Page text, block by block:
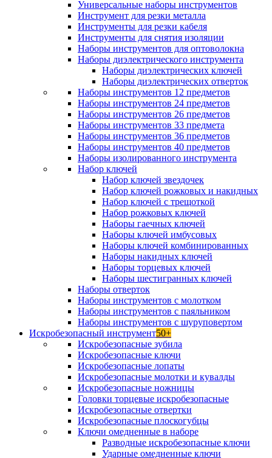
Универсальные наборы инструментов
Инструмент для резки металла
Инструменты для резки кабеля
Инструменты для снятия изоляции
Наборы инструментов для оптоволокна
Наборы диэлектрического инструмента
Наборы диэлектрических ключей
Наборы диэлектрических отверток
Наборы инструментов 12 предметов
Наборы инструментов 24 предметов
Наборы инструментов 26 предметов
Наборы инструментов 33 предмета
Наборы инструментов 36 предметов
Наборы инструментов 40 предметов
Наборы изолированного инструмента
Набор ключей
Набор ключей звездочек
Набор ключей рожковых и накидных
Набор ключей с трещоткой
Набор рожковых ключей
Наборы гаечных ключей
Наборы ключей имбусовых
Наборы ключей комбинированных
Наборы накидных ключей
Наборы торцевых ключей
Наборы шестигранных ключей
Наборы отверток
Наборы инструментов с молотком
Наборы инструментов с паяльником
Наборы инструментов с шуруповертом
Искробезопасный инструмент50+
Искробезопасные зубила
Искробезопасные ключи
Искробезопасные лопаты
Искробезопасные молотки и кувалды
Искробезопасные ножницы
Головки торцевые искробезопасные
Искробезопасные отвертки
Искробезопасные плоскогубцы
Ключи омедненные в наборе
Разводные искробезопасные ключи
Ударные омедненные ключи